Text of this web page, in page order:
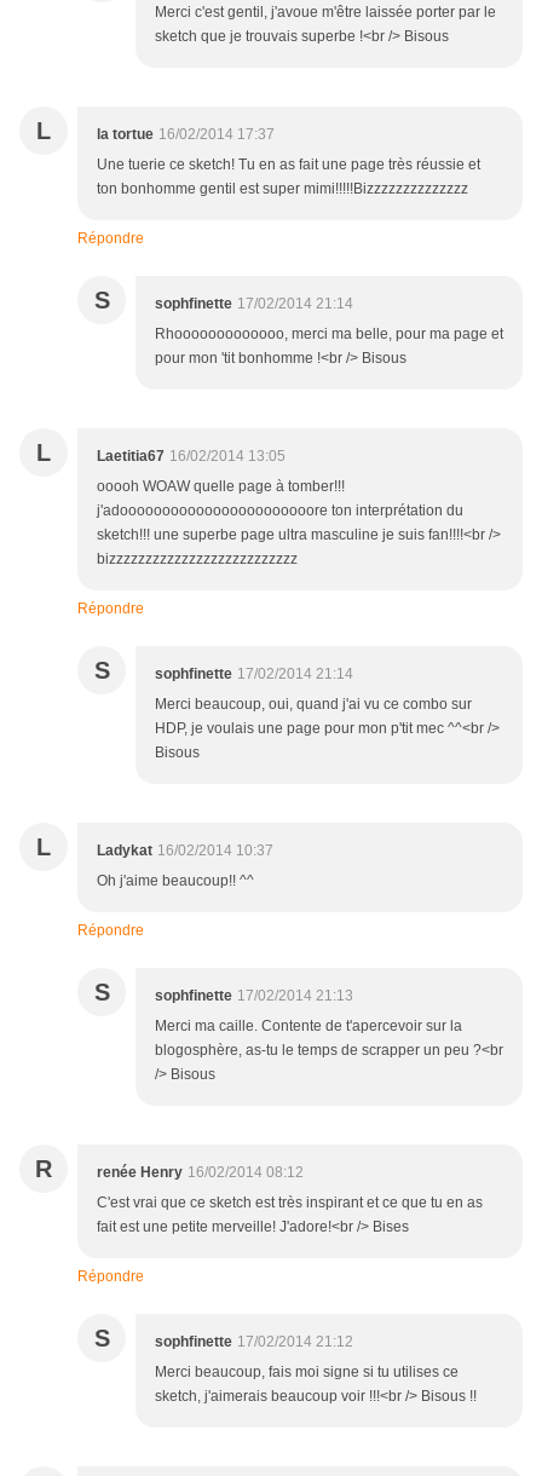
Merci c'est gentil, j'avoue m'être laissée porter par le
sketch que je trouvais superbe !<br /> Bisous
L la tortue 16/02/2014 17:37
Une tuerie ce sketch! Tu en as fait une page très réussie et
ton bonhomme gentil est super mimi!!!!!Bizzzzzzzzzzzzzz
Répondre
S sophfinette 17/02/2014 21:14
Rhooooooooooooo, merci ma belle, pour ma page et
pour mon 'tit bonhomme !<br /> Bisous
L Laetitia67 16/02/2014 13:05
ooooh WOAW quelle page à tomber!!!
j'adooooooooooooooooooooooore ton interprétation du
sketch!!! une superbe page ultra masculine je suis fan!!!!<br />
bizzzzzzzzzzzzzzzzzzzzzzzzzz
Répondre
S sophfinette 17/02/2014 21:14
Merci beaucoup, oui, quand j'ai vu ce combo sur
HDP, je voulais une page pour mon p'tit mec ^^<br />
Bisous
L Ladykat 16/02/2014 10:37
Oh j'aime beaucoup!! ^^
Répondre
S sophfinette 17/02/2014 21:13
Merci ma caille. Contente de t'apercevoir sur la
blogosphère, as-tu le temps de scrapper un peu ?<br
/> Bisous
R renée Henry 16/02/2014 08:12
C'est vrai que ce sketch est très inspirant et ce que tu en as
fait est une petite merveille! J'adore!<br /> Bises
Répondre
S sophfinette 17/02/2014 21:12
Merci beaucoup, fais moi signe si tu utilises ce
sketch, j'aimerais beaucoup voir !!!<br /> Bisous !!